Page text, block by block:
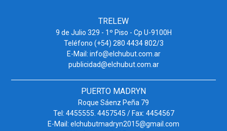
TRELEW
9 de Julio 329 - 1º Piso - Cp U-9100H
Teléfono (+54) 280 4434 802/3
E-Mail: info@elchubut.com.ar
publicidad@elchubut.com.ar
PUERTO MADRYN
Roque Sáenz Peña 79
Tel: 4455555. 4457545 / Fax: 4454567
E-Mail: elchubutmadryn2015@gmail.com